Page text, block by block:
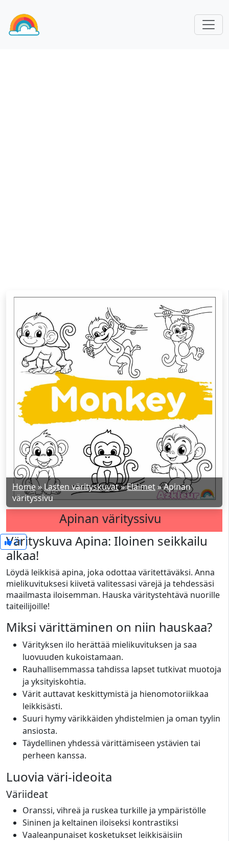
Home»Lasten värityskuvat»Eläimet »Apinan
värityssivu
Apinan värityssivu
21
Värityskuva Apina: Iloinen seikkailu
alkaa!
Löydä leikkisä apina, joka odottaa väritettäväksi. Anna
mielikuvituksesi kiivetä valitessasi värejä ja tehdessäsi
maailmasta iloisemman. Hauska väritystehtävä nuorille
taiteilijoille!
Miksi värittäminen on niin hauskaa?
Värityksen ilo herättää mielikuvituksen ja saa
luovuuden kukoistamaan.
Rauhallisemmassa tahdissa lapset tutkivat muotoja
ja yksityiskohtia.
Värit auttavat keskittymistä ja hienomotoriikkaa
leikkisästi.
Suuri hymy värikkäiden yhdistelmien ja oman tyylin
ansiosta.
Täydellinen yhdessä värittämiseen ystävien tai
perheen kanssa.
Luovia väri-ideoita
Väriideat
Oranssi, vihreä ja ruskea turkille ja ympäristölle
Sininen ja keltainen iloiseksi kontrastiksi
Vaaleanpunaiset kosketukset leikkisäisiin